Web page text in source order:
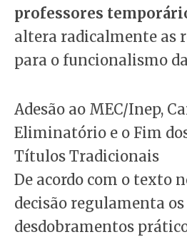
professores
altera radicalmente as
para o funcionalismo
Adesão ao MEC/Inep,
Eliminatório e o Fim
Títulos Tradicionais
De acordo com o texto
decisão regulamenta os
desdobramentos